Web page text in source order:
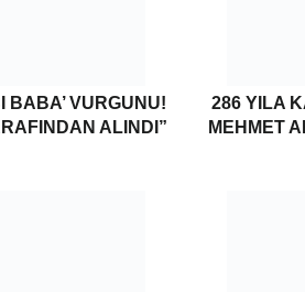
BABA’ VURGUNU!
ALINDI”
286 YILA
MEHMET